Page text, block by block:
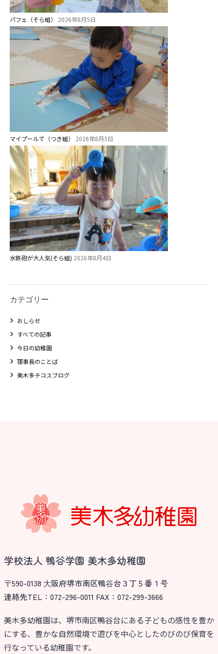
パフェ（そら組） 2026年8月5日
マイプールで（つき組） 2026年8月5日
水鉄砲が大人気(そら組) 2026年8月4日
カテゴリー
おしらせ
すべての記事
今日の幼稚園
理事長のことば
美木多チコスブログ
学校法人 鴨谷学園 美木多幼稚園
〒590-0138 ⼤阪府堺市南区鴨⾕台３丁５番１号
連絡先TEL：072-296-0011 FAX：072-299-3666
美木多幼稚園は、堺市南区鴨谷台にある子どもの感性を豊か
にする、豊かな自然環境で遊びを中心としたのびのび保育を
行なっている幼稚園です。